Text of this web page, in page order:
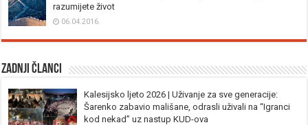
razumijete život
06.04.2016.
Zadnji članci
Kalesijsko ljeto 2026 | Uživanje za sve generacije:
Šarenko zabavio mališane, odrasli uživali na “Igranci
kod nekad” uz nastup KUD-ova